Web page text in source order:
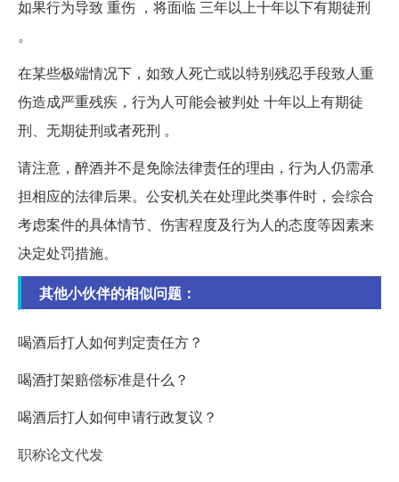
如果行为导致 重伤 ，将面临 三年以上十年以下有期徒刑
。
在某些极端情况下，如致人死亡或以特别残忍手段致人重
伤造成严重残疾，行为人可能会被判处 十年以上有期徒
刑、无期徒刑或者死刑 。
请注意，醉酒并不是免除法律责任的理由，行为人仍需承
担相应的法律后果。公安机关在处理此类事件时，会综合
考虑案件的具体情节、伤害程度及行为人的态度等因素来
决定处罚措施。
其他小伙伴的相似问题：
喝酒后打人如何判定责任方？
喝酒打架赔偿标准是什么？
喝酒后打人如何申请行政复议？
职称论文代发